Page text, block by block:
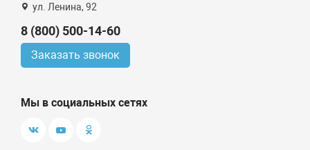
ул. Ленина, 92
8 (800) 500-14-60
Заказать звонок
Мы в социальных сетях